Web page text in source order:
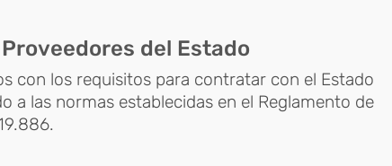
del Estado
con los requisitos para contratar con el Estado
a las normas establecidas en el Reglamento de